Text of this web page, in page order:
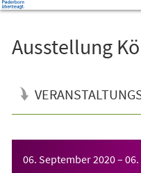
Ausstellung
06. September 2020–